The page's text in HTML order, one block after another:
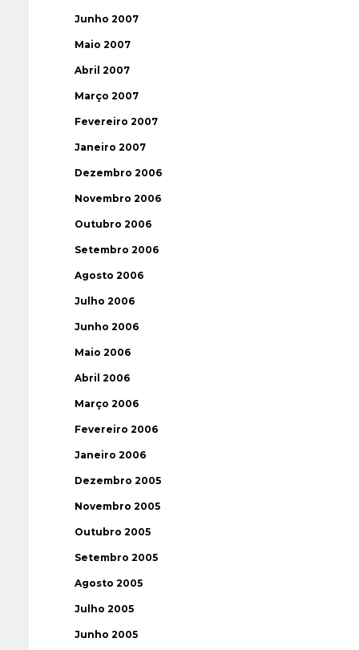
Junho 2007
Maio 2007
Abril 2007
Março 2007
Fevereiro 2007
Janeiro 2007
Dezembro 2006
Novembro 2006
Outubro 2006
Setembro 2006
Agosto 2006
Julho 2006
Junho 2006
Maio 2006
Abril 2006
Março 2006
Fevereiro 2006
Janeiro 2006
Dezembro 2005
Novembro 2005
Outubro 2005
Setembro 2005
Agosto 2005
Julho 2005
Junho 2005